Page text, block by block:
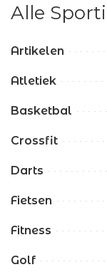
Alle
Artikelen
Atletiek
Basketbal
Crossfit
Darts
Fietsen
Fitness
Golf